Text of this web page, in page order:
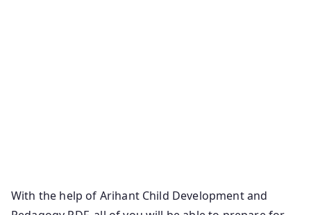
With the help of Arihant Child Development and